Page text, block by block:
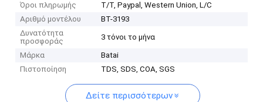
Όροι πληρωμής
T/T, Paypal, Western Union, L/C
Αριθμό μοντέλου
BT-3193
Δυνατότητα
προσφοράς
3 τόνοι το μήνα
Μάρκα
Batai
Πιστοποίηση
TDS, SDS, COA, SGS
Δείτε περισσότερων